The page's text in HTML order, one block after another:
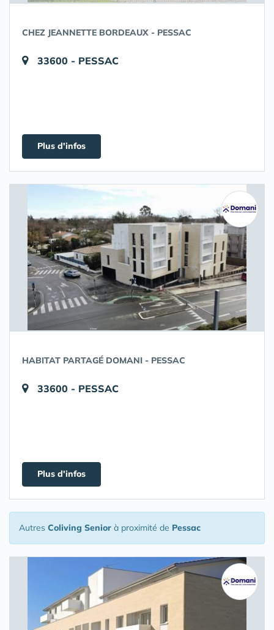
CHEZ JEANNETTE BORDEAUX - PESSAC
33600 - PESSAC
Plus d'infos
HABITAT PARTAGÉ DOMANI - PESSAC
33600 - PESSAC
Plus d'infos
Autres Coliving Senior à proximité de Pessac